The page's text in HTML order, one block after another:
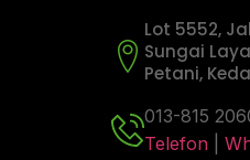
Lot 5552,
Sungai
Petani,
013-815
Telefon